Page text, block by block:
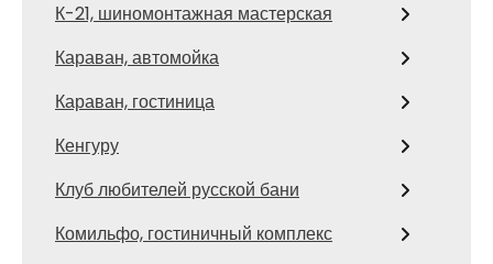
К-21, шиномонтажная мастерская
Караван, автомойка
Караван, гостиница
Кенгуру
Клуб любителей русской бани
Комильфо, гостиничный комплекс